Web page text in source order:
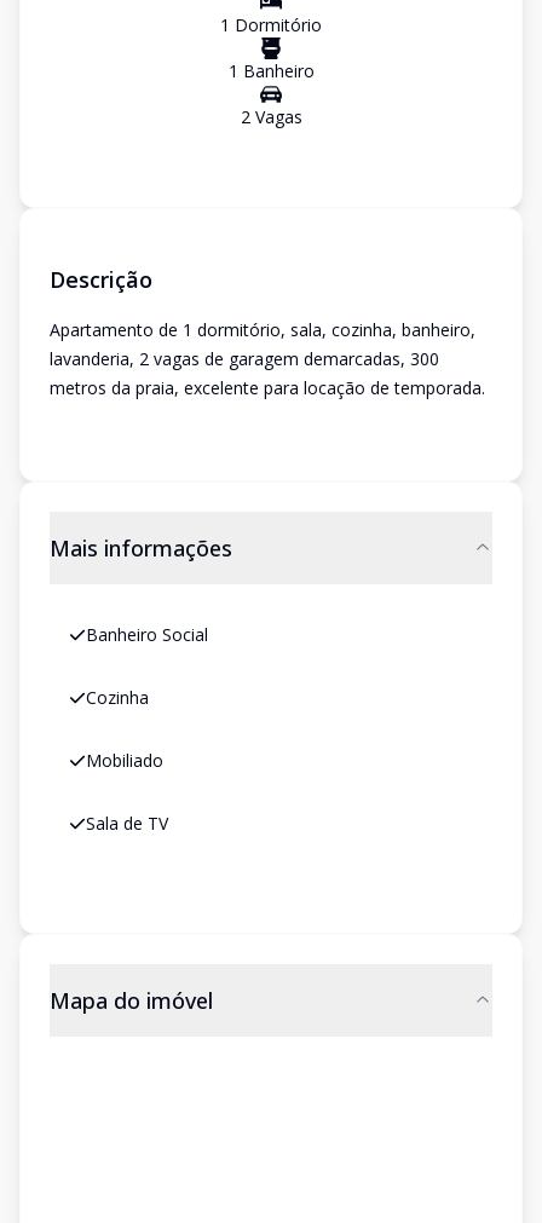
1 Dormitório
1 Banheiro
2Vagas
Descrição
Apartamento de 1 dormitório, sala, cozinha, banheiro,
lavanderia, 2 vagas de garagem demarcadas, 300
metros da praia, excelente para locação de temporada.
Mais informações
Banheiro Social
Cozinha
Mobiliado
Sala de TV
Mapa do imóvel